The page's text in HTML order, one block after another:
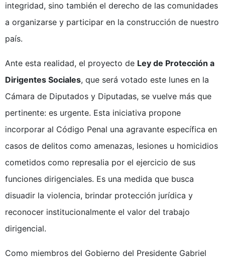
integridad, sino también el derecho de las comunidades
a organizarse y participar en la construcción de nuestro
país.
Ante esta realidad, el proyecto de Ley de Protección a
Dirigentes Sociales, que será votado este lunes en la
Cámara de Diputados y Diputadas, se vuelve más que
pertinente: es urgente. Esta iniciativa propone
incorporar al Código Penal una agravante específica en
casos de delitos como amenazas, lesiones u homicidios
cometidos como represalia por el ejercicio de sus
funciones dirigenciales. Es una medida que busca
disuadir la violencia, brindar protección jurídica y
reconocer institucionalmente el valor del trabajo
dirigencial.
Como miembros del Gobierno del Presidente Gabriel